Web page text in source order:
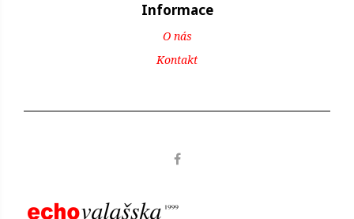
Informace
O nás
Kontakt